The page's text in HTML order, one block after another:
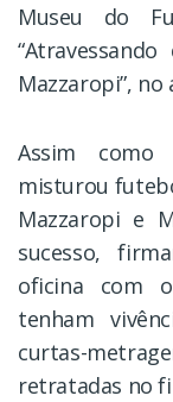
Museu do
Mazzaropi”,
Assim como
misturou
Mazzaropi e
sucesso,
oficina com
tenham
curtas-
retratadas no